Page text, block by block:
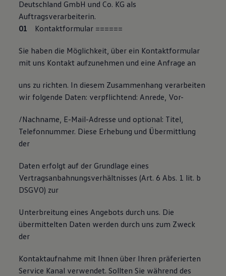
Magazin
Lifestyle
Transport
Volkswagen R
Pannen- und Unfallhilfe
Deutschland GmbH und Co. KG als
Auftragsverarbeiterin.
Kontaktformular ======
Sie haben die Möglichkeit, über ein Kontaktformular
mit uns Kontakt aufzunehmen und eine Anfrage an
uns zu richten. In diesem Zusammenhang verarbeiten
wir folgende Daten: verpflichtend: Anrede, Vor-
/Nachname, E-Mail-Adresse und optional: Titel,
Telefonnummer. Diese Erhebung und Übermittlung
der
Daten erfolgt auf der Grundlage eines
Vertragsanbahnungsverhältnisses (Art. 6 Abs. 1 lit. b
DSGVO) zur
Unterbreitung eines Angebots durch uns. Die
übermittelten Daten werden durch uns zum Zweck
der
Kontaktaufnahme mit Ihnen über Ihren präferierten
Service Kanal verwendet. Sollten Sie während des